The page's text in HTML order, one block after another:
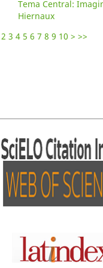
Tema Central:
Hiernaux
2 3 4 5 6 7 8 9 10 > >>